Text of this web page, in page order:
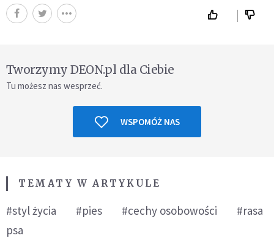
Tworzymy DEON.pl dla Ciebie
Tu możesz nas wesprzeć.
WSPOMÓŻ NAS
TEMATY W ARTYKULE
#styl życia #pies #cechy osobowości
#rasa
psa